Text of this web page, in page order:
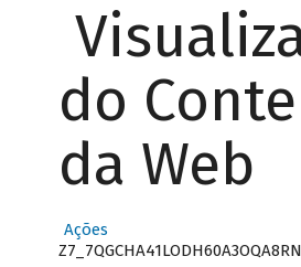
do
da Web
Ações